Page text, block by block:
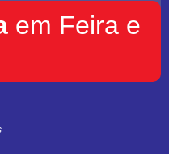
em Feira e